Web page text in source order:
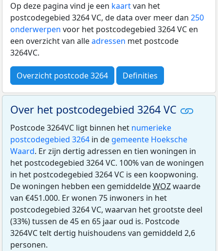
Op deze pagina vind je een kaartvan het
postcodegebied 3264 VC, de data over meer dan 250
onderwerpen voor het postcodegebied 3264 VC en
een overzicht van alleadressen met postcode
3264VC.
Overzicht postcode 3264 Definities
Over het postcodegebied 3264 VC
Postcode 3264VC ligt binnen het numerieke
postcodegebied 3264 in de gemeente Hoeksche
Waard. Er zijn dertig adressen en tien woningen in
het postcodegebied 3264 VC. 100% van de woningen
in het postcodegebied 3264 VC is een koopwoning.
De woningen hebben een gemiddeldeWOZwaarde
van €451.000. Er wonen 75 inwoners in het
postcodegebied 3264 VC, waarvan het grootste deel
(33%) tussen de 45 en 65 jaar oud is. Postcode
3264VC telt dertig huishoudens van gemiddeld 2,6
personen.